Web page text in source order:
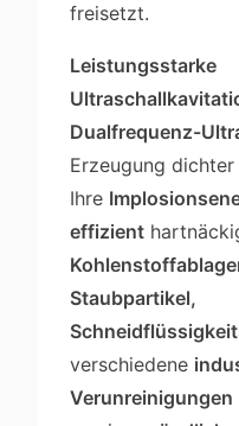
freisetzt.
Leistungsstarke
Dualfrequenz-
Erzeugung dichter
Ihre
effizient
Staubpartikel,
verschiedene
Verunreinigungen